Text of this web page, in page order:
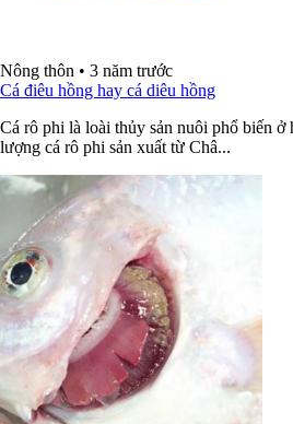
Nông thôn • 3 năm trước
Cá điêu hồng hay cá diêu hồng
Cá rô phi là loài thủy sản nuôi phổ biến
lượng cá rô phi sản xuất từ Châ...